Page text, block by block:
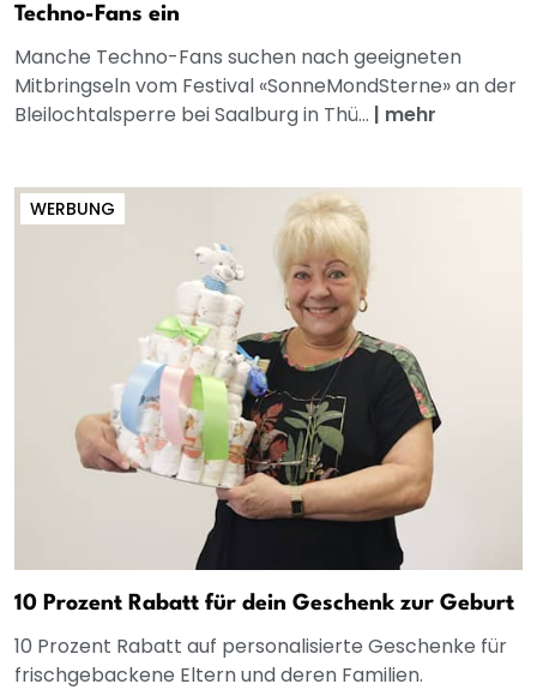
Techno-Fans ein
Manche Techno-Fans suchen nach geeigneten
Mitbringseln vom Festival «SonneMondSterne» an der
Bleilochtalsperre bei Saalburg in Thü... | mehr
WERBUNG
10 Prozent Rabatt für dein Geschenk zur Geburt
10 Prozent Rabatt auf personalisierte Geschenke für
frischgebackene Eltern und deren Familien.